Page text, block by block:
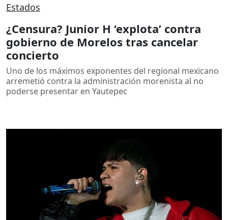
Estados
¿Censura? Junior H ‘explota’ contra
gobierno de Morelos tras cancelar
concierto
Uno de los máximos exponentes del regional mexicano
arremetió contra la administración morenista al no
poderse presentar en Yautepec